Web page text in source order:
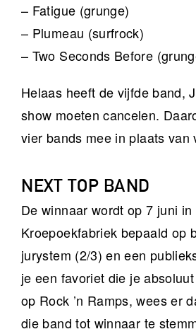
– Fatigue (grunge)
– Plumeau (surfrock)
– Two Seconds Before
Helaas heeft de vijfde band,
show moeten cancelen.
vier bands mee in plaats van
NEXT TOP BAND
De winnaar wordt op 7 juni in
Kroepoekfabriek bepaald op
jurystem (2/3) en een
je een favoriet die je
op Rock ’n Ramps, wees er
die band tot winnaar te